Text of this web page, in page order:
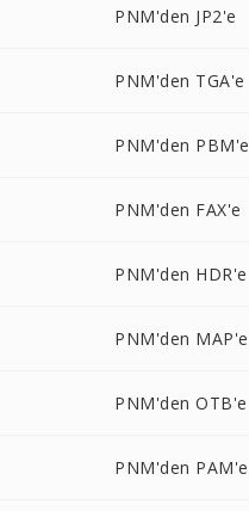
PNM'den JP2'e
PNM'den TGA'e
PNM'den PBM'e
PNM'den FAX'e
PNM'den HDR'e
PNM'den MAP'e
PNM'den OTB'e
PNM'den PAM'e